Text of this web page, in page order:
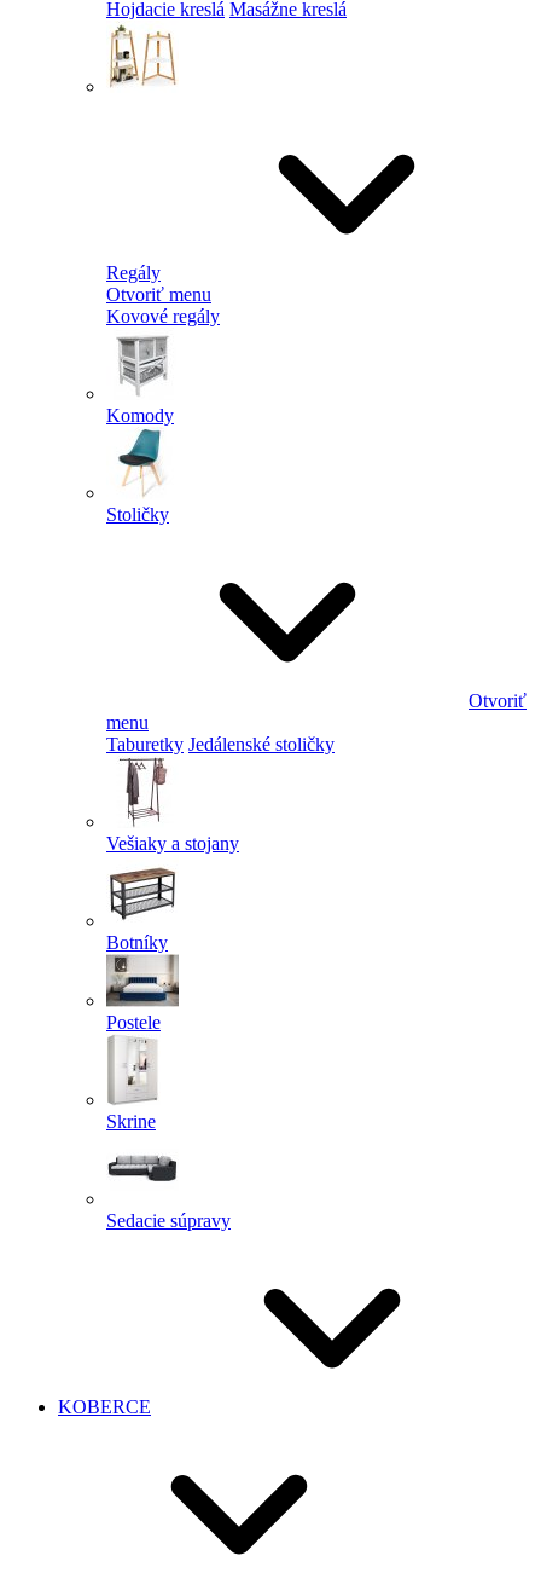
Hojdacie kreslá Masážne kreslá
Regály
Otvoriť menu
Kovové regály
Komody
Stoličky
Otvoriť
menu
Taburetky Jedálenské stoličky
Vešiaky a stojany
Botníky
Postele
Skrine
Sedacie súpravy
KOBERCE